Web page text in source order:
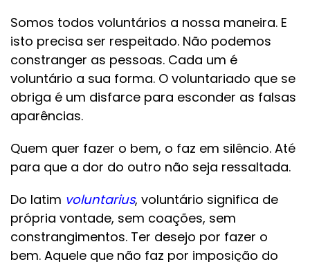
Somos todos voluntários a nossa maneira. E
isto precisa ser respeitado. Não podemos
constranger as pessoas. Cada um é
voluntário a sua forma. O voluntariado que se
obriga é um disfarce para esconder as falsas
aparências.
Quem quer fazer o bem, o faz em silêncio. Até
para que a dor do outro não seja ressaltada.
Do latim voluntarius, voluntário significa de
própria vontade, sem coações, sem
constrangimentos. Ter desejo por fazer o
bem. Aquele que não faz por imposição do